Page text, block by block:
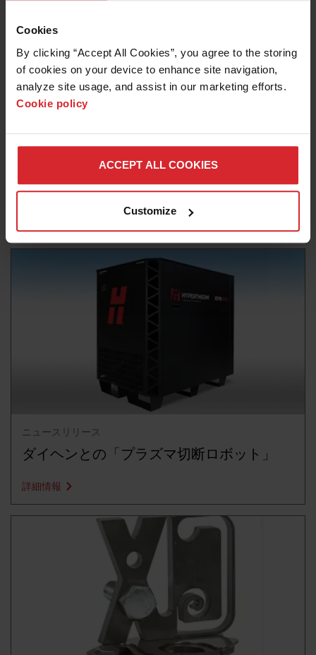
Cookies
By clicking “Accept All Cookies”, you agree to the storing
of cookies on your device to enhance site navigation,
analyze site usage, and assist in our marketing efforts.
Cookie policy
ACCEPT ALL COOKIES
Customize
プラズマ切断機の購入方法と購入場所
ニュースリリース
ダイヘンとの「プラズマ切断ロボット」
詳細情報